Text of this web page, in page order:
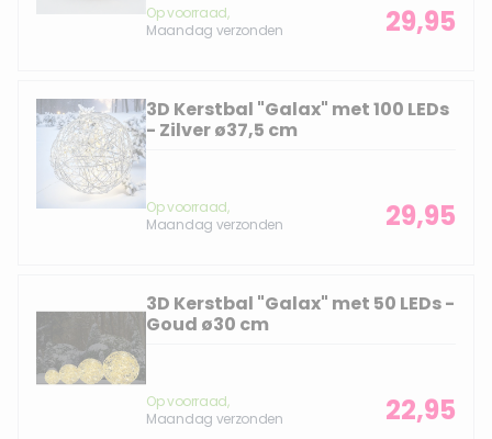
Op voorraad,
Maandag verzonden
29,95
3D Kerstbal "Galax" met 100 LEDs
- Zilver ø37,5 cm
Op voorraad,
Maandag verzonden
29,95
3D Kerstbal "Galax" met 50 LEDs -
Goud ø30 cm
Op voorraad,
Maandag verzonden
22,95